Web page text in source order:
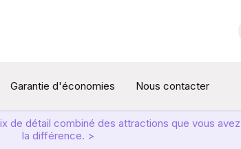
Garantie d'économies Nous contacter
de détail combiné des attractions que vous
la différence. >